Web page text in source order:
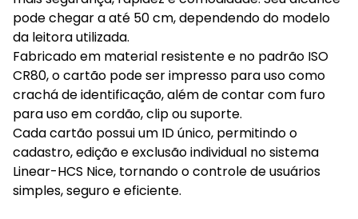
pode chegar a até 50 cm, dependendo do modelo
da leitora utilizada.
Fabricado em material resistente e no padrão ISO
CR80, o cartão pode ser impresso para uso como
crachá de identificação, além de contar com furo
para uso em cordão, clip ou suporte.
Cada cartão possui um ID único, permitindo o
cadastro, edição e exclusão individual no sistema
Linear-HCS Nice, tornando o controle de usuários
simples, seguro e eficiente.